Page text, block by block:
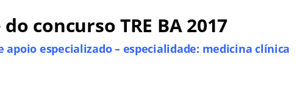
concurso TRE BA 2017
apoio especializado – especialidade: medicina clínica